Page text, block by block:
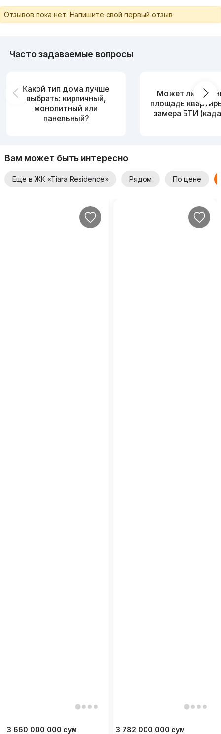
Отзывов пока нет. Напишите свой первый отзыв
Часто задаваемые вопросы
Какой тип дома лучше
выбрать: кирпичный,
монолитный или
панельный?
Может ли
площадь
замера БТИ
Вам может быть интересно
Еще в ЖК «Tiara Residence» Рядом По цене
3 660 000 000 сум 3 782 000 000 сум